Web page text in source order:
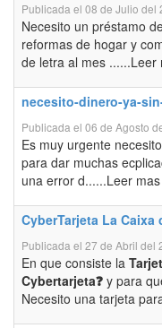
Publicada el 08 de Julio del
Necesito un préstamo
reformas de hogar y
de letra al mes ......Leer
necesito-dinero-ya-
Publicada el 06 de Agosto
Es muy urgente
para dar muchas
una error d......Leer mas
CyberTarjeta La Caixa
Publicada el 27 de Abril del
En que consiste la
Cybertarjeta❓ y para
Necesito una tarjeta